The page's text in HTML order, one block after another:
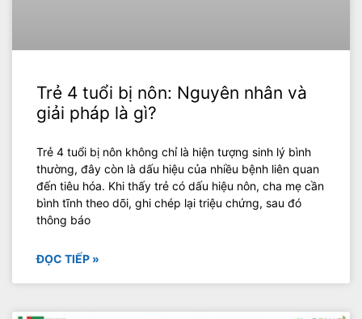
Trẻ 4 tuổi bị nôn: Nguyên nhân và
giải pháp là gì?
Trẻ 4 tuổi bị nôn không chỉ là hiện tượng sinh lý bình
thường, đây còn là dấu hiệu của nhiều bệnh liên quan
đến tiêu hóa. Khi thấy trẻ có dấu hiệu nôn, cha mẹ cần
bình tĩnh theo dõi, ghi chép lại triệu chứng, sau đó
thông báo
ĐỌC TIẾP »